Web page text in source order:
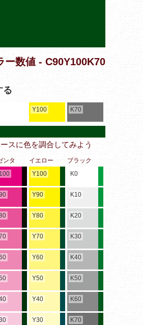
ー数値 - C90Y100K70
る
Y100 K70
スに色を調合してみよう
ンタ
イエロー
Y100
Y90
Y80
Y70
Y60
Y50
Y40
Y30
ブラック
K0
K10
K20
K30
K40
K50
K60
K70